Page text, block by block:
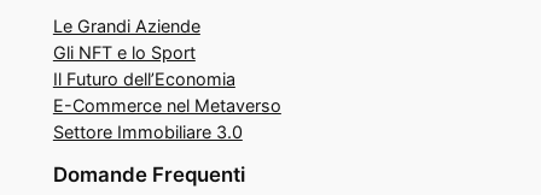
Le Grandi Aziende
Gli NFT e lo Sport
Il Futuro dell’Economia
E-Commerce nel Metaverso
Settore Immobiliare 3.0
Domande Frequenti